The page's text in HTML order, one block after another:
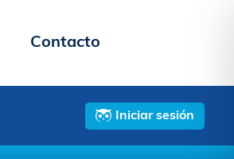
Contacto
Iniciar sesión